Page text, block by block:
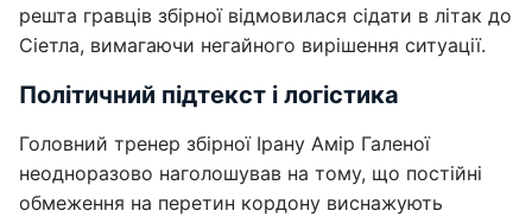
решта гравців збірної відмовилася сідати в літак до
Сіетла, вимагаючи негайного вирішення ситуації.
Політичний підтекст і логістика
Головний тренер збірної Ірану Амір Галеної
неодноразово наголошував на тому, що постійні
обмеження на перетин кордону виснажують